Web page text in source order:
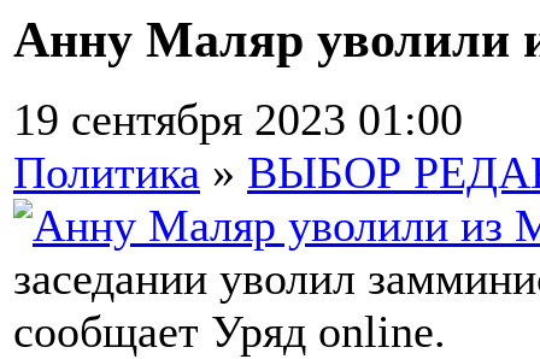
Анну Маляр уволили
19 сентября 2023 01:00
Политика » ВЫБОР
заседании уволил
сообщает Уряд online.